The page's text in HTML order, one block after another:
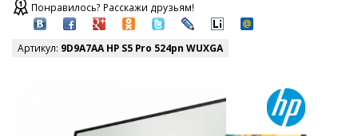
Понравилось? Расскажи друзьям!
Артикул: 9D9A7AA HP S5 Pro 524pn WUXGA